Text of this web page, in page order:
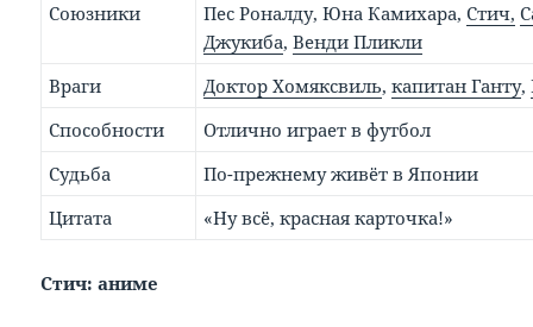
Союзники
Пес Роналду, Юна Камихара,Стич,
Джукиба,Венди Пликли
Враги
Доктор Хомяксвиль,капитан Ганту,
Способности
Отлично играет в футбол
Судьба
По-прежнему живёт в Японии
Цитата
«Ну всё, красная карточка!»
Стич: аниме